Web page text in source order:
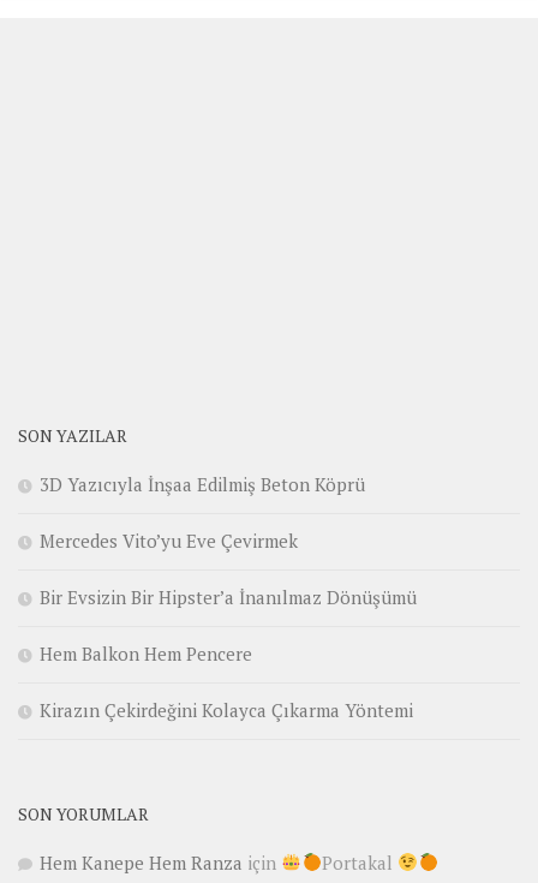
SON YAZILAR
3D Yazıcıyla İnşaa Edilmiş Beton Köprü
Mercedes Vito’yu Eve Çevirmek
Bir Evsizin Bir Hipster’a İnanılmaz Dönüşümü
Hem Balkon Hem Pencere
Kirazın Çekirdeğini Kolayca Çıkarma Yöntemi
SON YORUMLAR
Hem Kanepe Hem Ranza için Portakal